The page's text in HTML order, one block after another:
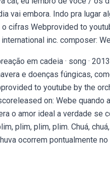
vai embora. Indo pra lugar
o cifras Webprovided to
inc. composer:
em cadeia · song ·
e doenças fúngicas,
to youtube by the
on: Webe quando
o amor ideal a verdade se
plim, plim, plim. Chuá,
ocorrem pontualmente